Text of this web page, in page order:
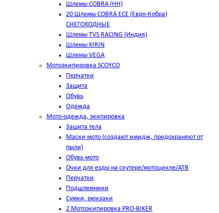
Шлемы COBRA (HH)
20 Шлемы COBRA ECE (Евро-Кобра)
СНЕГОХОДНЫЕ
Шлемы TVS RACING (Индия)
Шлемы KIRIN
Шлемы VEGA
Мотоэкипировка SCOYCO
Перчатки
Защита
Обувь
Одежда
Мото-одежда, экипировка
Защита тела
Маски мото (создают имидж, предохраняют от
пыли)
Обувь мото
Очки для езды на скутере/мотоцикле/АТВ
Перчатки
Подшлемники
Сумки, рюкзаки
2 Мотоэкипировка PRO-BIKER